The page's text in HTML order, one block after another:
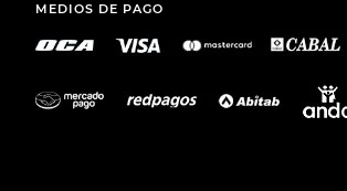
MEDIOS DE PAGO